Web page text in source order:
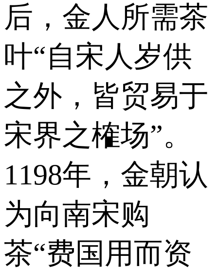
后，金人所需茶
叶“自宋人岁供
之外，皆贸易于
宋界之榷场”。
1198年，金朝认
为向南宋购
茶“费国用而资